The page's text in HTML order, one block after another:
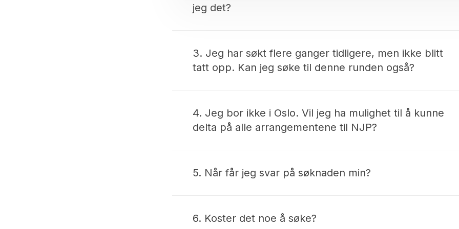
jeg det?
Uranienborgveien 2, 0258 Oslo.
3. Jeg har søkt flere ganger tidligere, men ikke blitt
tatt opp. Kan jeg søke til denne runden også?
og / eller en fotografisk utvikling når du søker på nytt.
4. Jeg bor ikke i Oslo. Vil jeg ha mulighet til å kunne
delta på alle arrangementene til NJP?
om du ikke bor i Oslo-området.
5. Når får jeg svar på søknaden min?
6. Koster det noe å søke?